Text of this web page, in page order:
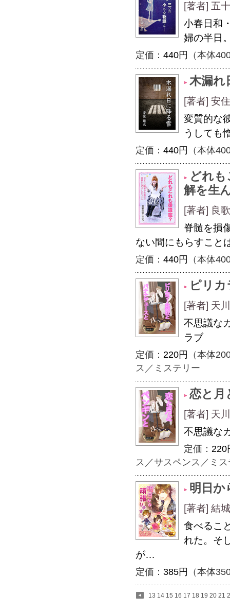
[著者] 五
小春日和
婦の半日
定価： 440円 （本体
木漏れ
[著者] 安
変質的な
うしても
定価： 440円 （本体
どれも
解を生
[著者] 良
脊髄を損
ない間にもらすこと
定価： 440円 （本体
ピリ
[著者] 天
不思議な
ラブ
定価： 220円
（本体
ス／ミステリー
恋と月
[著者] 天
不思議な
定価： 220
ス ／サスペンス／ミ
明日か
[著者] 結
食べるこ
れた。そ
が…
定価： 385円 （本体
13 14 15 16 17 18 19 20 21